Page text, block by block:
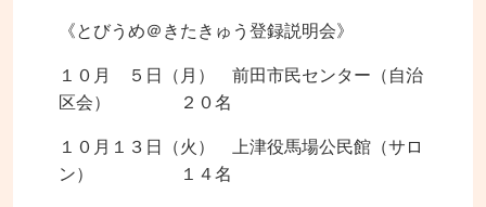
《とびうめ＠きたきゅう登録説明会》
１０月 ５日（月） 前田市民センター（自治
区会） ２０名
１０月１３日（火） 上津役馬場公民館（サロ
ン） １４名